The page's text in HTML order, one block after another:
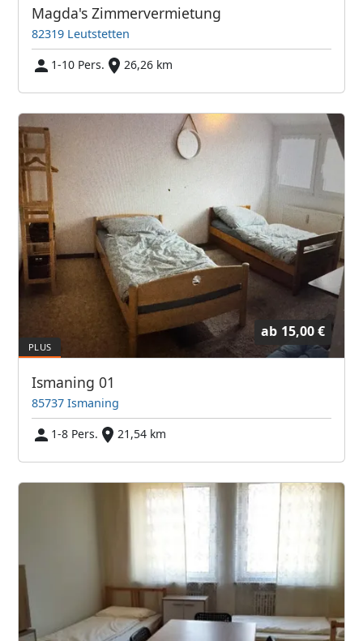
Magda's Zimmervermietung
82319 Leutstetten
1-10 Pers.
26,26 km
ab 15,00 €
Ismaning 01
85737 Ismaning
1-8 Pers.
21,54 km